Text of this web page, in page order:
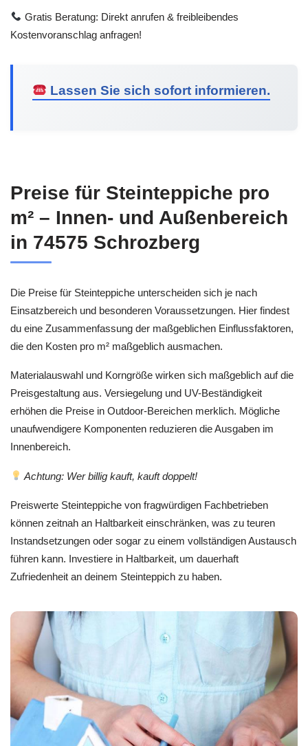
Gratis Beratung: Direkt anrufen & freibleibendes
Kostenvoranschlag anfragen!
Lassen Sie sich sofort informieren.
Preise für Steinteppiche pro
m² – Innen- und Außenbereich
in 74575 Schrozberg
Die Preise für Steinteppiche unterscheiden sich je nach
Einsatzbereich und besonderen Voraussetzungen. Hier findest
du eine Zusammenfassung der maßgeblichen Einflussfaktoren,
die den Kosten pro m² maßgeblich ausmachen.
Materialauswahl und Korngröße wirken sich maßgeblich auf die
Preisgestaltung aus. Versiegelung und UV-Beständigkeit
erhöhen die Preise in Outdoor-Bereichen merklich. Mögliche
unaufwendigere Komponenten reduzieren die Ausgaben im
Innenbereich.
Achtung: Wer billig kauft, kauft doppelt!
Preiswerte Steinteppiche von fragwürdigen Fachbetrieben
können zeitnah an Haltbarkeit einschränken, was zu teuren
Instandsetzungen oder sogar zu einem vollständigen Austausch
führen kann. Investiere in Haltbarkeit, um dauerhaft
Zufriedenheit an deinem Steinteppich zu haben.